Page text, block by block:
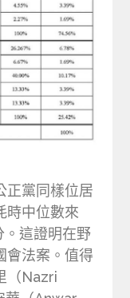
正黨同樣位居
時中位數來
。這證明在野
會法案。值得
（Nazri